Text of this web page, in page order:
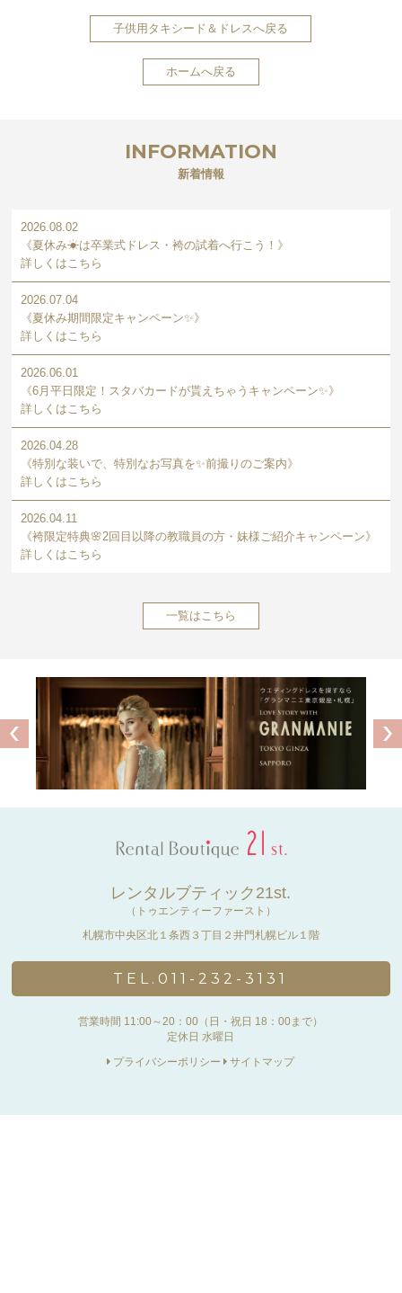
子供用タキシード＆ドレスへ戻る
ホームへ戻る
INFORMATION
新着情報
2026.08.02
《夏休み☀は卒業式ドレス・袴の試着へ行こう！》
詳しくはこちら
2026.07.04
《夏休み期間限定キャンペーン✨》
詳しくはこちら
2026.06.01
《6月平日限定！スタバカードが貰えちゃうキャンペーン✨》
詳しくはこちら
2026.04.28
《特別な装いで、特別なお写真を✨前撮りのご案内》
詳しくはこちら
2026.04.11
《袴限定特典🌸2回目以降の教職員の方・妹様ご紹介キャンペーン》
詳しくはこちら
一覧はこちら
レンタルブティック21st.
（トゥエンティーファースト）
札幌市中央区北１条西３丁目２井門札幌ビル１階
TEL.011-232-3131
営業時間 11:00～20：00（日・祝日 18：00まで）
定休日 水曜日
プライバシーポリシー
サイトマップ